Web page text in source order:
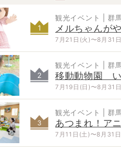
1
観光イベント | 群
メルちゃんが
写真撮影会～
7月21日(火)〜8月31
2
観光イベント | 群
移動動物園 い
う！
7月19日(日)〜8月31
3
観光イベント | 群
あつまれ！ア
ゃ王国
7月11日(土)〜8月31